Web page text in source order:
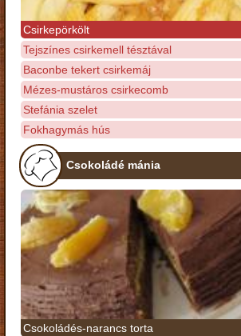
Csirkepörkölt
Tejszínes csirkemell tésztával
Baconbe tekert csirkemáj
Mézes-mustáros csirkecomb
Stefánia szelet
Fokhagymás hús
Csokoládé mánia
Csokoládés-narancs torta